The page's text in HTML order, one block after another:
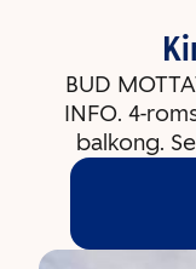
BUD
INFO. 4-
balkong.